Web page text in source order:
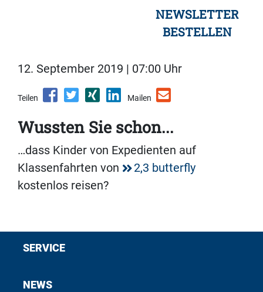
NEWSLETTER
BESTELLEN
12. September 2019 | 07:00 Uhr
Teilen Mailen
Wussten Sie schon...
…dass Kinder von Expedienten auf
Klassenfahrten von
2,3 butterfly
kostenlos reisen?
SERVICE
NEWS